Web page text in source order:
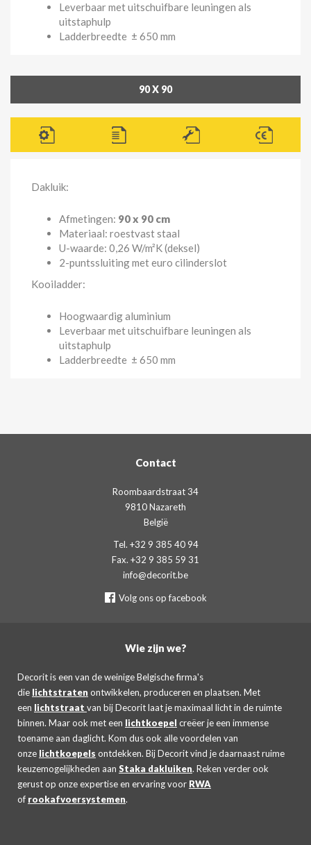
Leverbaar met uitschuifbare leuningen als
uitstaphulp
Ladderbreedte ± 650 mm
90 X 90
Dakluik:
Afmetingen: 90 x 90 cm
Materiaal: roestvast staal
U-waarde: 0,26 W/m²K (deksel)
2-puntssluiting met euro cilinderslot
Kooiladder:
Hoogwaardig aluminium
Leverbaar met uitschuifbare leuningen als
uitstaphulp
Ladderbreedte ± 650 mm
Contact
Roombaardstraat 34
9810 Nazareth
België
Tel. +32 9 385 40 94
Fax. +32 9 385 59 31
info@decorit.be
Volg ons op facebook
Wie zijn we?
Decorit is een van de weinige Belgische firma's
die lichtstraten ontwikkelen, produceren en plaatsen. Met
een lichtstraat van bij Decorit laat je maximaal licht in de ruimte
binnen. Maar ook met een lichtkoepel creëer je een immense
toename aan daglicht. Kom dus ook alle voordelen van
onze lichtkoepels ontdekken. Bij Decorit vind je daarnaast ruime
keuzemogelijkheden aan Staka dakluiken. Reken verder ook
gerust op onze expertise en ervaring voor RWA
of rookafvoersystemen.